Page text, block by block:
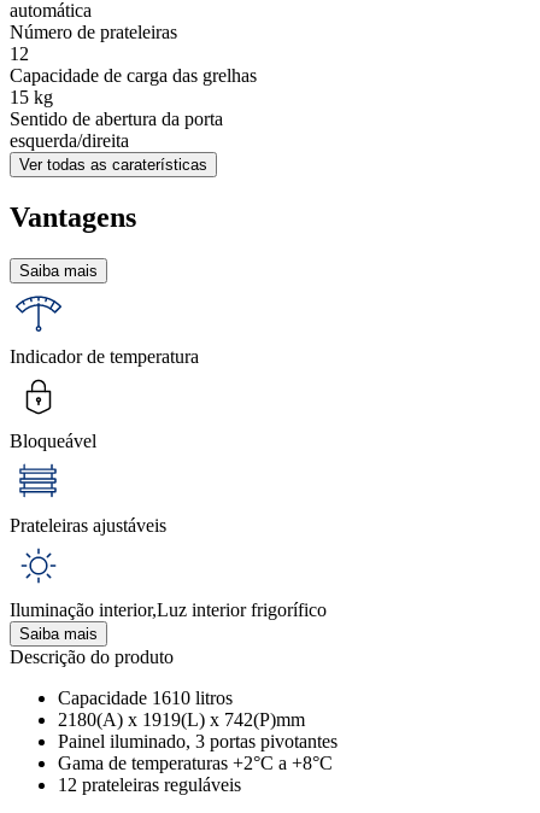
automática
Número de prateleiras
12
Capacidade de carga das grelhas
15 kg
Sentido de abertura da porta
esquerda/direita
Ver todas as caraterísticas
Vantagens
Saiba mais
Indicador de temperatura
Bloqueável
Prateleiras ajustáveis
Iluminação interior,Luz interior frigorífico
Saiba mais
Descrição do produto
Capacidade 1610 litros
2180(A) x 1919(L) x 742(P)mm
Painel iluminado, 3 portas pivotantes
Gama de temperaturas +2°C a +8°C
12 prateleiras reguláveis